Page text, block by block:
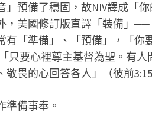
」預備了穩固，故NIV譯成「
，美國修訂版直譯「裝備」
有「準備」、「預備」，「
只要心裡尊主基督為聖。有人
畏的心回答各人」（彼前
準備事奉。